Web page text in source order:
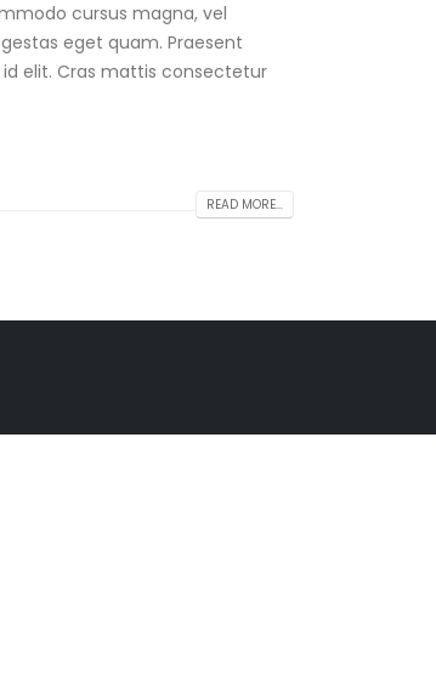
cursus magna, vel
eget quam. Praesent
elit. Cras mattis consectetur
READ MORE...